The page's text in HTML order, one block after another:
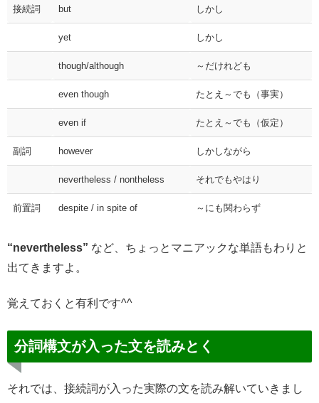
接続詞 but しかし
yet しかし
though/although ～だけれども
even though たとえ～でも（事実）
even if たとえ～でも（仮定）
副詞 however しかしながら
nevertheless / nontheless それでもやはり
前置詞 despite / in spite of ～にも関わらず
“nevertheless” など、ちょっとマニアックな単語もわりと
出てきますよ。
覚えておくと有利です^^
分詞構文が入った文を読みとく
それでは、接続詞が入った実際の文を読み解いていきまし